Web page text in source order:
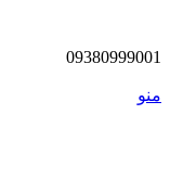
09380999001
منو